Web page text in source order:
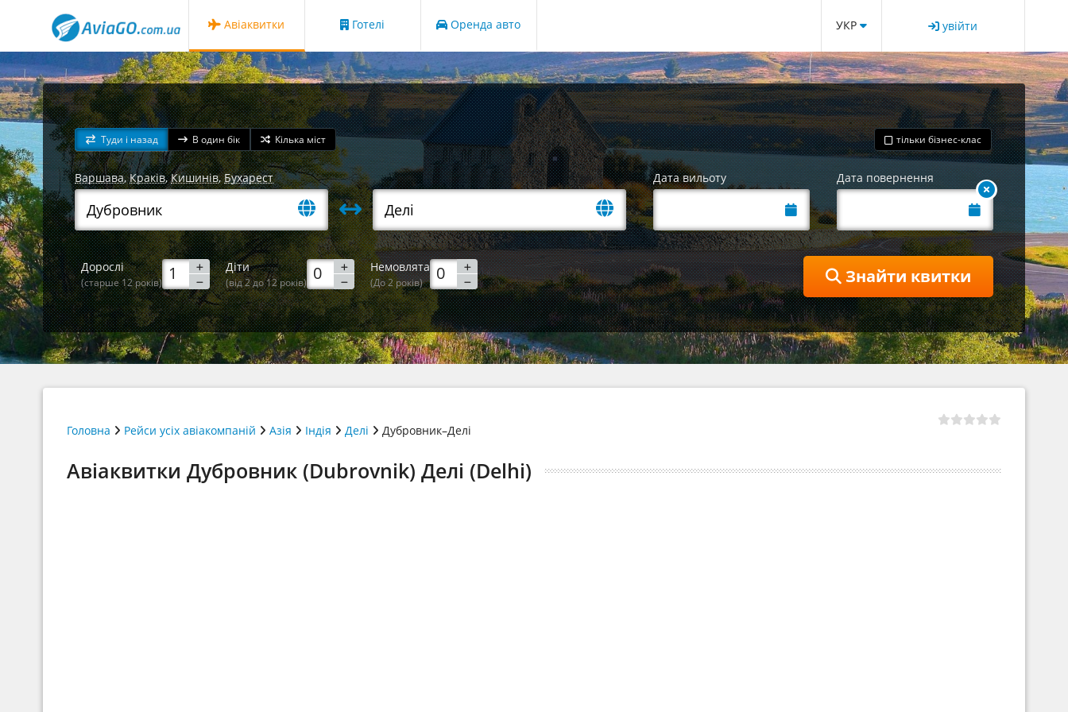
Авіаквитки Готелі Оренда авто УКР увійти
Туди і назад В один бік Кілька міст тільки бізнес-клас
Варшава,Краків,Кишинів,Бухарест Дата вильоту Дата повернення
Дорослі
(старше 12 років)
Діти
(від 2 до 12 років)
Немовлята
(До 2 років) Знайти квитки
Головна Рейси усіх авіакомпаній Азія Індія Делі Дубровник–Делі
Авіаквитки Дубровник (Dubrovnik) Делі (Delhi)